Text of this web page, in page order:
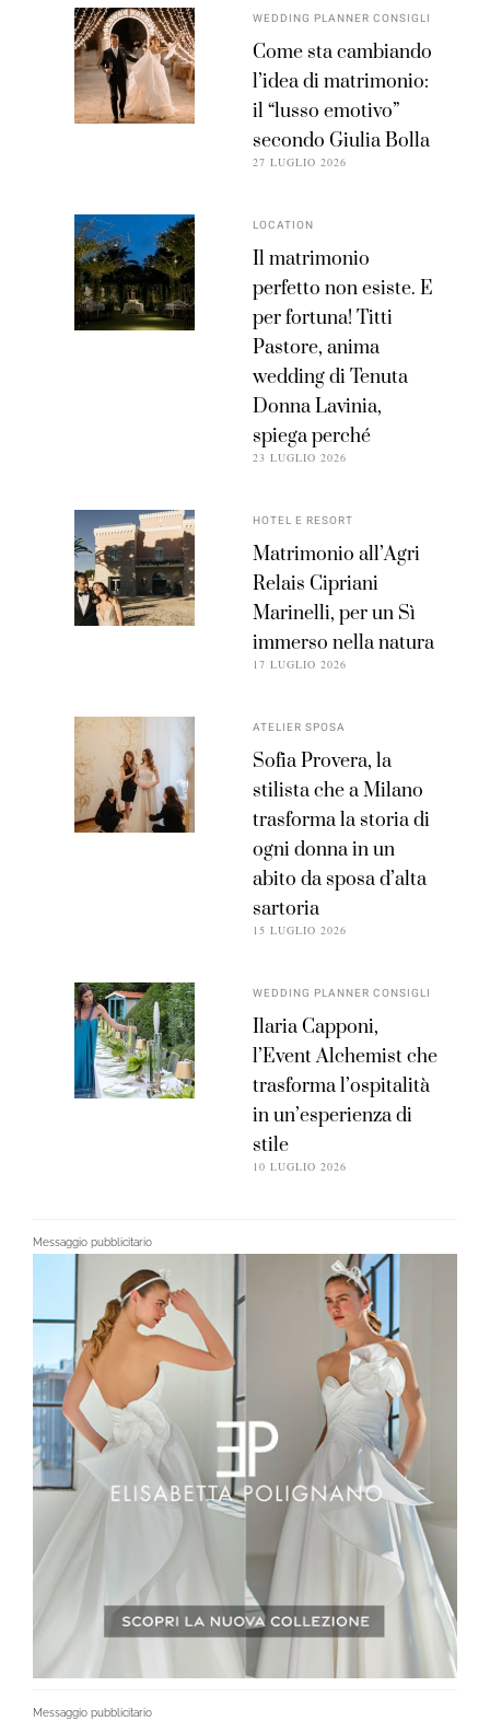
WEDDING PLANNER CONSIGLI
Come sta cambiando
l’idea di matrimonio:
il “lusso emotivo”
secondo Giulia Bolla
27 LUGLIO 2026
LOCATION
Il matrimonio
perfetto non esiste. E
per fortuna! Titti
Pastore, anima
wedding di Tenuta
Donna Lavinia,
spiega perché
23 LUGLIO 2026
HOTEL E RESORT
Matrimonio all’Agri
Relais Cipriani
Marinelli, per un Sì
immerso nella natura
17 LUGLIO 2026
ATELIER SPOSA
Sofia Provera, la
stilista che a Milano
trasforma la storia di
ogni donna in un
abito da sposa d’alta
sartoria
15 LUGLIO 2026
WEDDING PLANNER CONSIGLI
Ilaria Capponi,
l’Event Alchemist che
trasforma l’ospitalità
in un’esperienza di
stile
10 LUGLIO 2026
Messaggio pubblicitario
Messaggio pubblicitario